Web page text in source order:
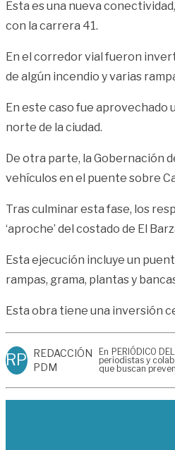
Esta es una nueva
con la carrera 41.
En el corredor vial fueron
de algún incendio y varias
En este caso fue aprovechado
norte de la ciudad.
De otra parte, la Gobernación
vehículos en el puente sobre
Tras culminar esta fase, los
‘aproche’ del costado de El
Esta ejecución incluye un
rampas, grama, plantas y
Esta obra tiene una inversión
RP REDACCIÓN
PDM
En PERIÓDICO
periodistas y
que buscan